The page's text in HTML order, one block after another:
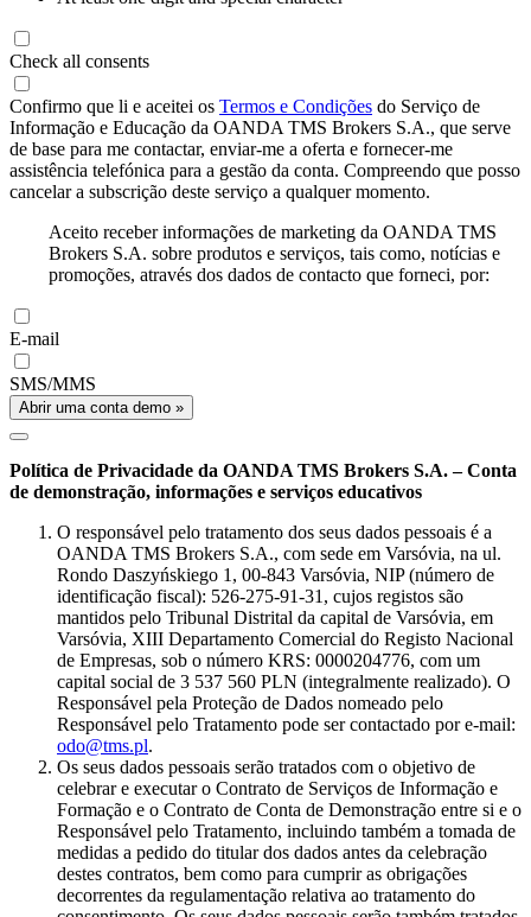
Check all consents
Confirmo que li e aceitei os Termos e Condições do Serviço de
Informação e Educação da OANDA TMS Brokers S.A., que serve
de base para me contactar, enviar-me a oferta e fornecer-me
assistência telefónica para a gestão da conta. Compreendo que posso
cancelar a subscrição deste serviço a qualquer momento.
Aceito receber informações de marketing da OANDA TMS
Brokers S.A. sobre produtos e serviços, tais como, notícias e
promoções, através dos dados de contacto que forneci, por:
E-mail
SMS/MMS
Abrir uma conta demo »
Política de Privacidade da OANDA TMS Brokers S.A. – Conta
de demonstração, informações e serviços educativos
O responsável pelo tratamento dos seus dados pessoais é a
OANDA TMS Brokers S.A., com sede em Varsóvia, na ul.
Rondo Daszyńskiego 1, 00-843 Varsóvia, NIP (número de
identificação fiscal): 526-275-91-31, cujos registos são
mantidos pelo Tribunal Distrital da capital de Varsóvia, em
Varsóvia, XIII Departamento Comercial do Registo Nacional
de Empresas, sob o número KRS: 0000204776, com um
capital social de 3 537 560 PLN (integralmente realizado). O
Responsável pela Proteção de Dados nomeado pelo
Responsável pelo Tratamento pode ser contactado por e-mail:
odo@tms.pl.
Os seus dados pessoais serão tratados com o objetivo de
celebrar e executar o Contrato de Serviços de Informação e
Formação e o Contrato de Conta de Demonstração entre si e o
Responsável pelo Tratamento, incluindo também a tomada de
medidas a pedido do titular dos dados antes da celebração
destes contratos, bem como para cumprir as obrigações
decorrentes da regulamentação relativa ao tratamento do